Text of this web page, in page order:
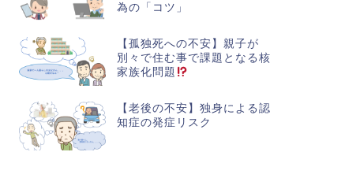
為の「コツ」
【孤独死への不安】親子が
別々で住む事で課題となる核
家族化問題
【老後の不安】独身による認
知症の発症リスク